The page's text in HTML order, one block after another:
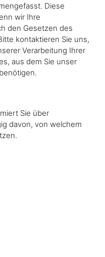
Diese
wir Ihre
den Gesetzen des
kontaktieren Sie uns,
Verarbeitung Ihrer
aus dem Sie unser
Sie über
davon, von welchem